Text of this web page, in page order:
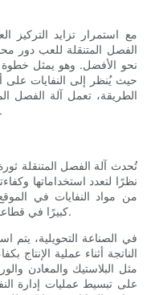
مع استمرار تزايد التركيز
الفصل المتنقلة للعب دور
نحو الأفضل. وهو يمثل خطوة
حيث يُنظر إلى النفايات على
الطريقة، تعمل آلة الفصل
تأثير ملموس على مستقبل إدارة النفايات.
تُحدث آلة الفصل المتنقلة
نظرًا لتعدد استخداماتها
من مواد النفايات في
كبيرًا في قطاعات التصنيع والزراعة والبناء وإعادة التدوير.
في الصناعة التحويلية، يتم
الناتجة أثناء عملية
مثل البلاستيك والمعادن
على تبسيط عمليات إدارة